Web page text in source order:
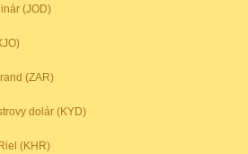
(JOD)
(ZAR)
dolár (KYD)
(KHR)